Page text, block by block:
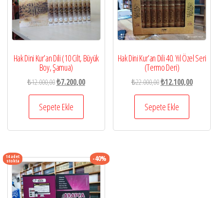
Hak Dini Kur’an Dili (10 Cilt, Büyük
Boy, Şamua)
₺12.000,00Orijinal
fiyat:
₺12.000,00.
₺7.200,00Şu
Sepete Ekle
Hak Dini Kur’an Dili 40. Yıl Özel Seri
(Termo Deri)
₺22.000,00Orijinal
fiyat:
₺22.000,00.
₺12.100,00Şu
Sepete Ekle
14 adet
stokta -40%